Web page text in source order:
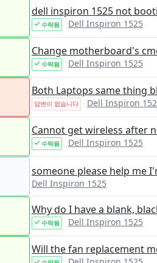
dell inspiron 1525 not
수락됨 Dell Inspiron 1525
Change motherboard's
수락됨 Dell Inspiron 1525
Both Laptops same thing
답변이 없습니다 Dell Inspiron
Cannot get wireless after
수락됨 Dell Inspiron 1525
someone please help me
Dell Inspiron 1525
Why do I have a blank,
수락됨 Dell Inspiron 1525
Will the fan replacement